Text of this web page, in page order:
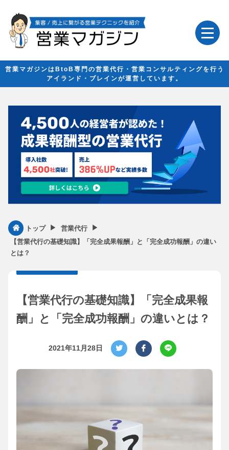
営業マガジンはBtoB専門の営業代行・営業コンサルティングを行う
アイランド・ブレインが運営しています。
トップ ▶︎ 営業代行 ▶︎
【営業代行の基礎知識】「完全成果報酬」と「完全成功報酬」の違い
とは？
【営業代行の基礎知識】「完全成果報
酬」と「完全成功報酬」の違いとは？
2021年11月28日